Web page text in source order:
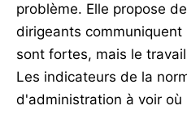
problème. Elle propose
dirigeants communiquent
sont fortes, mais le
Les indicateurs de la
d'administration à voir où